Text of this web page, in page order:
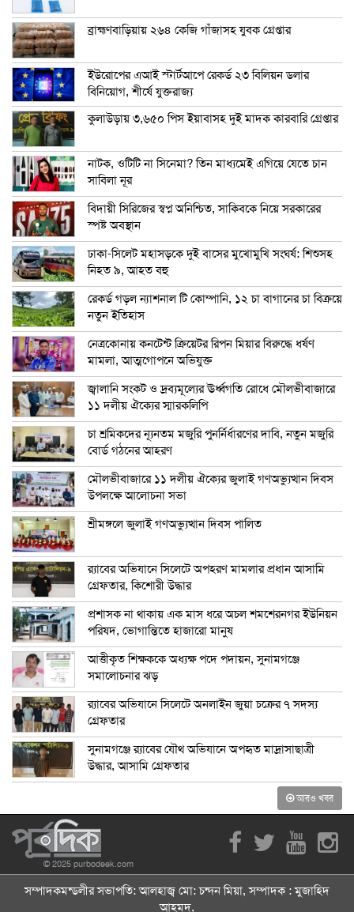
ব্রাহ্মণবাড়িয়ায় ২৬৪ কেজি গাঁজাসহ যুবক গ্রেপ্তার
ইউরোপের এআই স্টার্টআপে রেকর্ড ২৩ বিলিয়ন ডলার
বিনিয়োগ, শীর্ষে যুক্তরাজ্য
কুলাউড়ায় ৩,৬৫০ পিস ইয়াবাসহ দুই মাদক কারবারি গ্রেপ্তার
নাটক, ওটিটি না সিনেমা? তিন মাধ্যমেই এগিয়ে যেতে চান
সাবিলা নূর
বিদায়ী সিরিজের স্বপ্ন অনিশ্চিত, সাকিবকে নিয়ে সরকারের
স্পষ্ট অবস্থান
ঢাকা-সিলেট মহাসড়কে দুই বাসের মুখোমুখি সংঘর্ষ: শিশুসহ
নিহত ৯, আহত বহু
রেকর্ড গড়ল ন্যাশনাল টি কোম্পানি, ১২ চা বাগানের চা বিক্রয়ে
নতুন ইতিহাস
নেত্রকোনায় কনটেন্ট ক্রিয়েটর রিপন মিয়ার বিরুদ্ধে ধর্ষণ
মামলা, আত্মগোপনে অভিযুক্ত
জ্বালানি সংকট ও দ্রব্যমূল্যের ঊর্ধ্বগতি রোধে মৌলভীবাজারে
১১ দলীয় ঐক্যের স্মারকলিপি
চা শ্রমিকদের ন্যূনতম মজুরি পুনর্নির্ধারণের দাবি, নতুন মজুরি
বোর্ড গঠনের আহরণ
মৌলভীবাজারে ১১ দলীয় ঐক্যের জুলাই গণঅভ্যুত্থান দিবস
উপলক্ষে আলোচনা সভা
শ্রীমঙ্গলে জুলাই গণঅভ্যুত্থান দিবস পালিত
র‍্যাবের অভিযানে সিলেটে অপহরণ মামলার প্রধান আসামি
গ্রেফতার, কিশোরী উদ্ধার
প্রশাসক না থাকায় এক মাস ধরে অচল শমশেরনগর ইউনিয়ন
পরিষদ, ভোগান্তিতে হাজারো মানুষ
আত্তীকৃত শিক্ষককে অধ্যক্ষ পদে পদায়ন, সুনামগঞ্জে
সমালোচনার ঝড়
র‍্যাবের অভিযানে সিলেটে অনলাইন জুয়া চক্রের ৭ সদস্য
গ্রেফতার
সুনামগঞ্জে র‍্যাবের যৌথ অভিযানে অপহৃত মাদ্রাসাছাত্রী
উদ্ধার, আসামি গ্রেফতার
আরও খবর
© 2025 purbodeek.com
সম্পাদকমন্ডলীর সভাপতি: আলহাজ্ব মো: চন্দন মিয়া, সম্পাদক : মুজাহিদ
আহমদ,